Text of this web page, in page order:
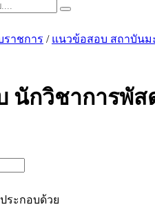
าชการ / แนวข้อสอบ สถาบันม
นักวิชาการพัส
ระกอบด้วย